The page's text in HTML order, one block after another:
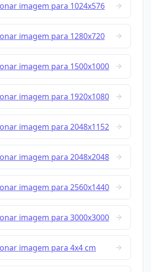
imagem para 1024x576
imagem para 1280x720
imagem para 1500x1000
imagem para 1920x1080
imagem para 2048x1152
imagem para 2048x2048
imagem para 2560x1440
imagem para 3000x3000
imagem para 4x4 cm